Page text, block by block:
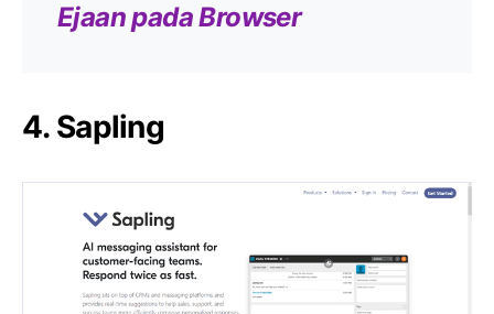
Ejaan pada Browser
4. Sapling